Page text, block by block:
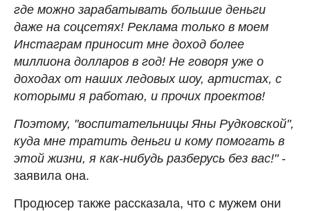
где можно зарабатывать большие деньги
даже на соцсетях! Реклама только в моем
Инстаграм приносит мне доход более
миллиона долларов в год! Не говоря уже о
доходах от наших ледовых шоу, артистах, с
которыми я работаю, и прочих проектов!
Поэтому, "воспитательницы Яны Рудковской",
куда мне тратить деньги и кому помогать в
этой жизни, я как-нибудь разберусь без вас!" -
заявила она.
Продюсер также рассказала, что с мужем они